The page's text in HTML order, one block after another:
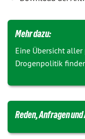
Mehr dazu:
Eine Übersicht
Drogenpolitik
Reden, Anfragen